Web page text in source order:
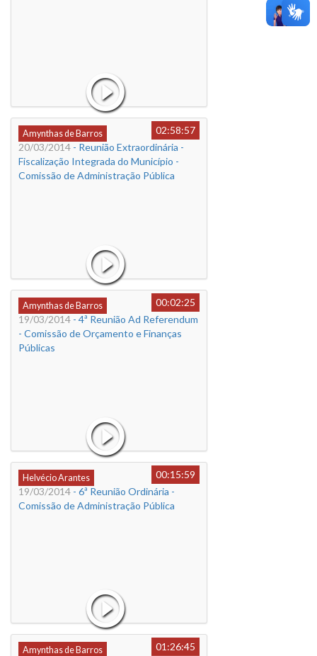
Amynthas de Barros
02:58:57
20/03/2014 - Reunião Extraordinária -
Fiscalização Integrada do Município -
Comissão de Administração Pública
Amynthas de Barros
00:02:25
19/03/2014 - 4ª Reunião Ad Referendum
- Comissão de Orçamento e Finanças
Públicas
Helvécio Arantes
00:15:59
19/03/2014 - 6ª Reunião Ordinária -
Comissão de Administração Pública
Amynthas de Barros
01:26:45